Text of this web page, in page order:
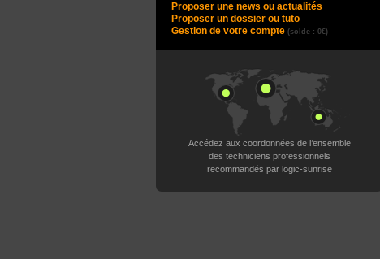
Proposer une news ou actualités
Proposer un dossier ou tuto
Gestion de votre compte (solde : 0€)
Accédez aux coordonnées de l’ensemble
des techniciens professionnels
recommandés par logic-sunrise